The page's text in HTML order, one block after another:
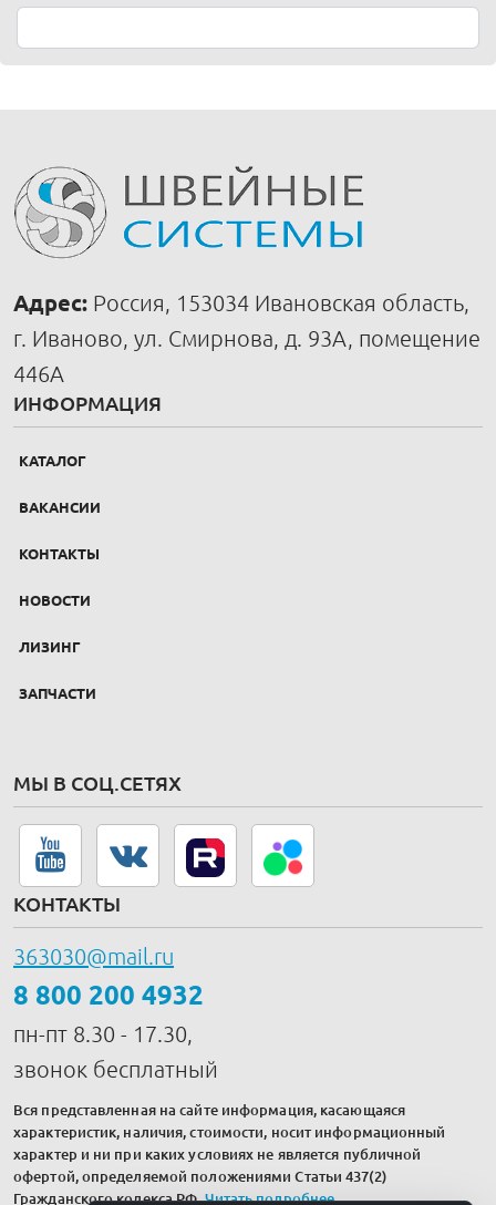
Адрес: Россия, 153034 Ивановская область,
г. Иваново, ул. Смирнова, д. 93А, помещение
446А
ИНФОРМАЦИЯ
КАТАЛОГ
ВАКАНСИИ
КОНТАКТЫ
НОВОСТИ
ЛИЗИНГ
ЗАПЧАСТИ
МЫ В СОЦ.СЕТЯХ
КОНТАКТЫ
363030@mail.ru
8 800 200 4932
пн-пт 8.30 - 17.30,
звонок бесплатный
Вся представленная на сайте информация, касающаяся
характеристик, наличия, стоимости, носит информационный
характер и ни при каких условиях не является публичной
офертой, определяемой положениями Статьи 437(2)
Гражданского кодекса РФ.Читать подробнее.